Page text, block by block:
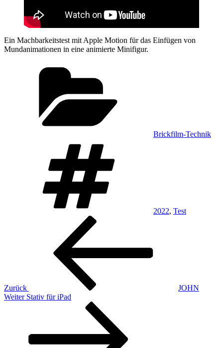
Ein Machbarkeitstest mit Apple Motion für das Einfügen von
Mundanimationen in eine animierte Minifigur.
Brickfilm-Technik
2022, Test
Beitragsnavigation
Zurück
JOHN
Nächster
Weiter Stativ für iPad